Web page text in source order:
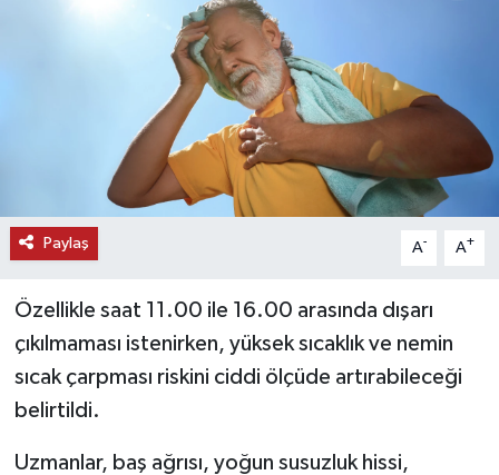
Paylaş A- A+
Özellikle saat 11.00 ile 16.00 arasında dışarı
çıkılmaması istenirken, yüksek sıcaklık ve nemin
sıcak çarpması riskini ciddi ölçüde artırabileceği
belirtildi.
Uzmanlar, baş ağrısı, yoğun susuzluk hissi,
MAGAZİN
ÖZEL HABER
SPOR
TEKNOLOJİ
TİCARET
YAŞAM